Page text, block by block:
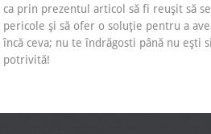
ca prin prezentul articol să fi reuşit să
pericole şi să ofer o soluţie pentru a
încă ceva; nu te îndrăgosti până nu eşti
potrivită!